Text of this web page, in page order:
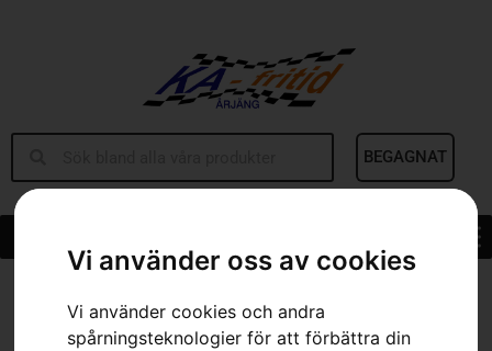
Vi använder oss av cookies
Vi använder cookies och andra
spårningsteknologier för att förbättra din
BEGAGNAT